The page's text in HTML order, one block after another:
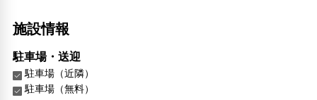
施設情報
駐車場・送迎
駐車場（近隣）
駐車場（無料）